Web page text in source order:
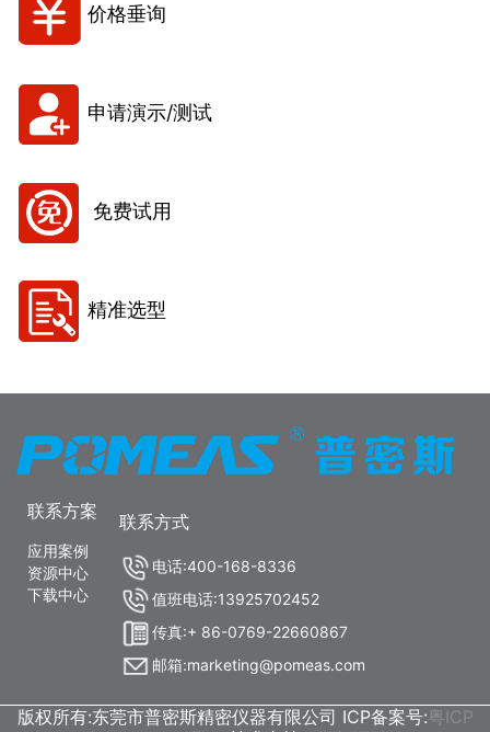
价格垂询
申请演示/测试
免费试用
精准选型
联系方案
应用案例
资源中心
下载中心
联系方式
电话:400-168-8336
值班电话:13925702452
传真:+ 86-0769-22660867
邮箱:marketing@pomeas.com
版权所有:东莞市普密斯精密仪器有限公司 ICP备案号: 粤ICP